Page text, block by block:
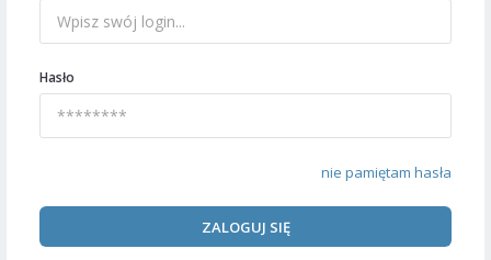
Hasło
nie pamiętam hasła
ZALOGUJ SIĘ